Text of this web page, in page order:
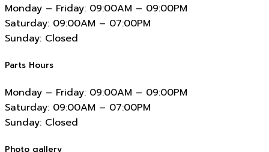
Monday – Friday: 09:00AM – 09:00PM
Saturday: 09:00AM – 07:00PM
Sunday: Closed
Parts Hours
Monday – Friday: 09:00AM – 09:00PM
Saturday: 09:00AM – 07:00PM
Sunday: Closed